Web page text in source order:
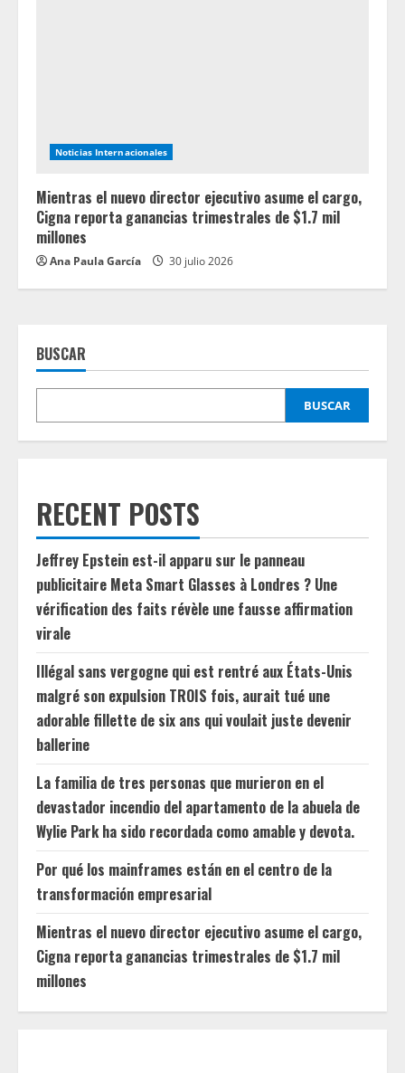
Noticias Internacionales
Mientras el nuevo director ejecutivo asume el cargo,
Cigna reporta ganancias trimestrales de $1.7 mil
millones
Ana Paula García 30 julio 2026
BUSCAR
BUSCAR
RECENT POSTS
Jeffrey Epstein est-il apparu sur le panneau
publicitaire Meta Smart Glasses à Londres ? Une
vérification des faits révèle une fausse affirmation
virale
Illégal sans vergogne qui est rentré aux États-Unis
malgré son expulsion TROIS fois, aurait tué une
adorable fillette de six ans qui voulait juste devenir
ballerine
La familia de tres personas que murieron en el
devastador incendio del apartamento de la abuela de
Wylie Park ha sido recordada como amable y devota.
Por qué los mainframes están en el centro de la
transformación empresarial
Mientras el nuevo director ejecutivo asume el cargo,
Cigna reporta ganancias trimestrales de $1.7 mil
millones